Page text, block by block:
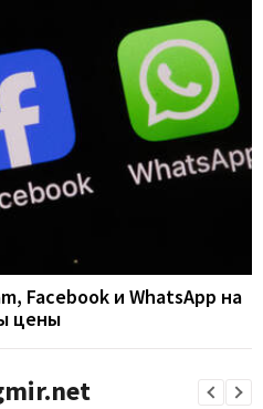
Facebook и WhatsApp на
цены